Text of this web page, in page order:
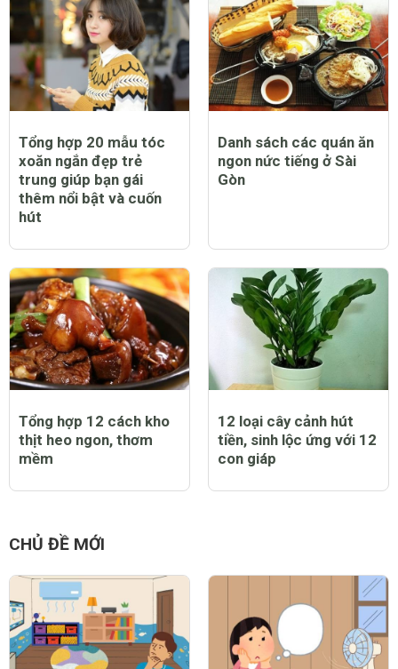
Tổng hợp 20 mẫu tóc
xoăn ngắn đẹp trẻ
trung giúp bạn gái
thêm nổi bật và cuốn
hút
Danh sách các quán ăn
ngon nức tiếng ở Sài
Gòn
Tổng hợp 12 cách kho
thịt heo ngon, thơm
mềm
12 loại cây cảnh hút
tiền, sinh lộc ứng với 12
con giáp
CHỦ ĐỀ MỚI